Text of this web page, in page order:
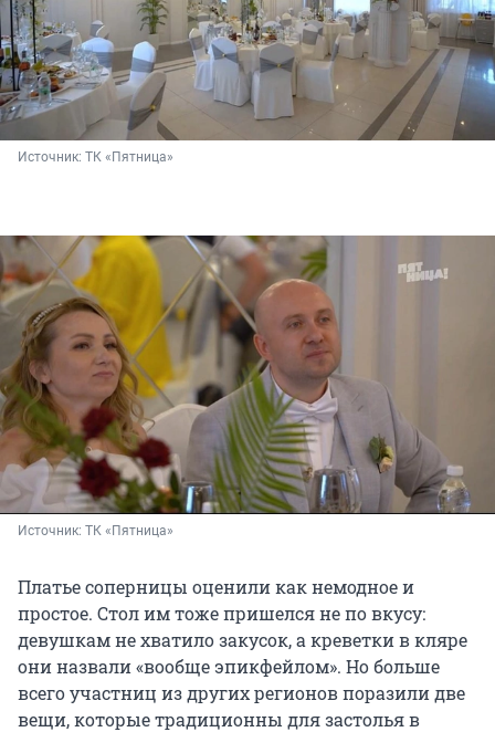
Источник: ТК «Пятница»
Источник: ТК «Пятница»
Платье соперницы оценили как немодное и
простое. Стол им тоже пришелся не по вкусу:
девушкам не хватило закусок, а креветки в кляре
они назвали «вообще эпикфейлом». Но больше
всего участниц из других регионов поразили две
вещи, которые традиционны для застолья в